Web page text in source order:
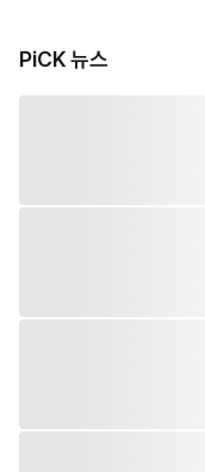
PiCK 뉴스